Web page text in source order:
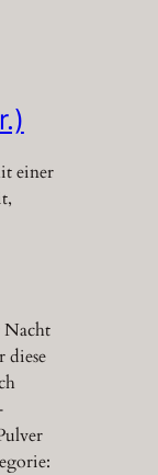
einer
Nacht
diese